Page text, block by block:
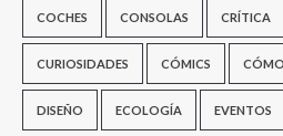
COCHES CONSOLAS CRÍTICA
CURIOSIDADES CÓMICS CÓMO
DISEÑO ECOLOGÍA EVENTOS